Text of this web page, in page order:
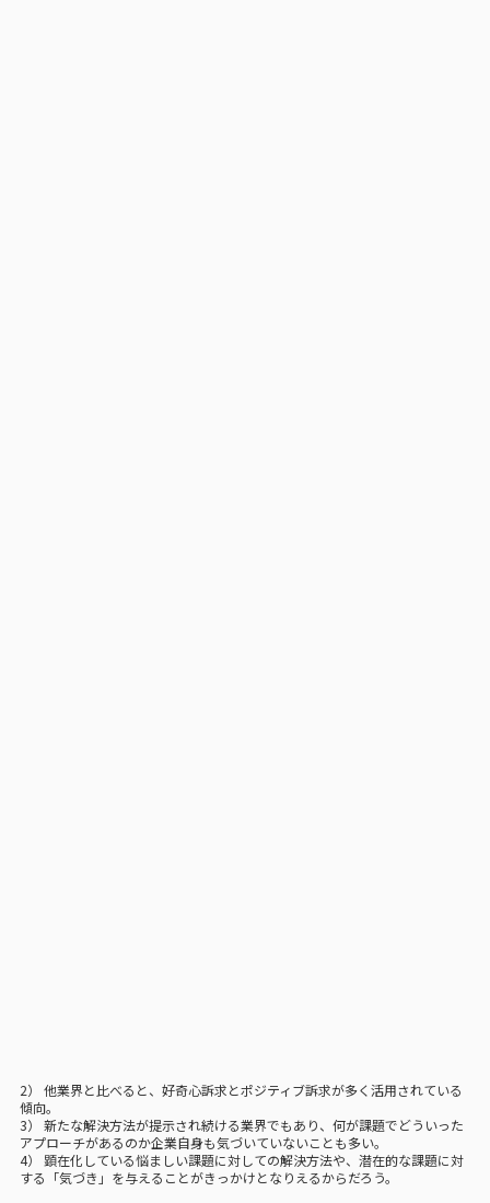
2） 他業界と比べると、好奇心訴求とポジティブ訴求が多く活用されている
傾向。
3） 新たな解決方法が提示され続ける業界でもあり、何が課題でどういった
アプローチがあるのか企業自身も気づいていないことも多い。
4） 顕在化している悩ましい課題に対しての解決方法や、潜在的な課題に対
する「気づき」を与えることがきっかけとなりえるからだろう。